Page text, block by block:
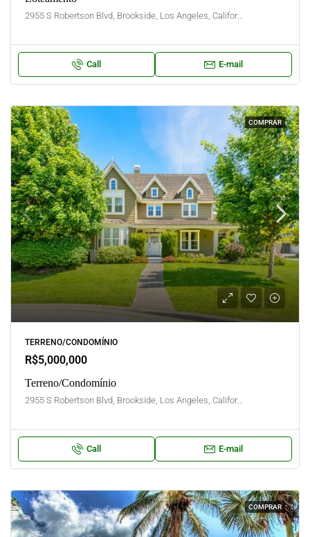
2955 S Robertson Blvd, Brookside, Los Angeles, California, United States
Call E-mail
COMPRAR
TERRENO/CONDOMÍNIO
R$5,000,000
Terreno/Condomínio
2955 S Robertson Blvd, Brookside, Los Angeles, California, United States
Call E-mail
COMPRAR